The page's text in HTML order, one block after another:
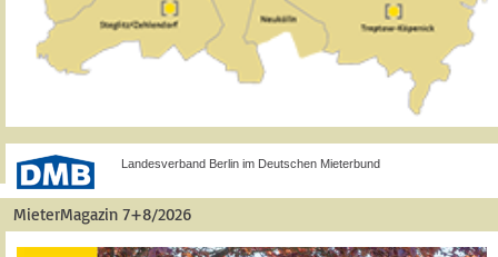
Landesverband Berlin im Deutschen Mieterbund
MieterMagazin 7+8/2026